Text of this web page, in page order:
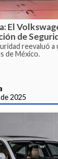
El
de
reevaluó
de México.
2025